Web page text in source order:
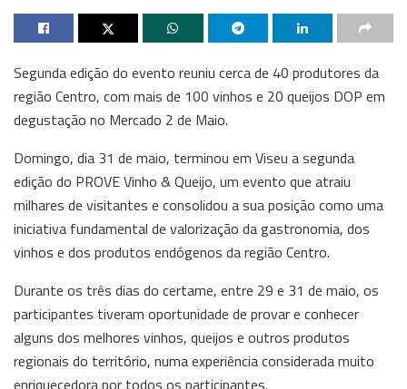
Segunda edição do evento reuniu cerca de 40 produtores da
região Centro, com mais de 100 vinhos e 20 queijos DOP em
degustação no Mercado 2 de Maio.
Domingo, dia 31 de maio, terminou em Viseu a segunda
edição do PROVE Vinho & Queijo, um evento que atraiu
milhares de visitantes e consolidou a sua posição como uma
iniciativa fundamental de valorização da gastronomia, dos
vinhos e dos produtos endógenos da região Centro.
Durante os três dias do certame, entre 29 e 31 de maio, os
participantes tiveram oportunidade de provar e conhecer
alguns dos melhores vinhos, queijos e outros produtos
regionais do território, numa experiência considerada muito
enriquecedora por todos os participantes.